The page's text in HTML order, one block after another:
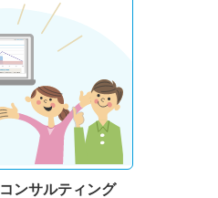
コンサルティング